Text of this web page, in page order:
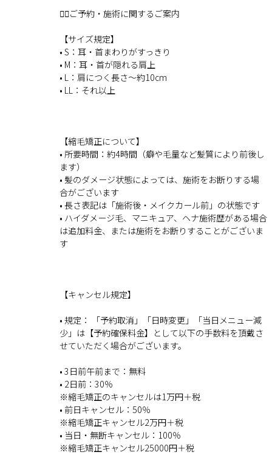
💇‍♀️ご予約・施術に関するご案内
【サイズ規定】
• S：耳・首まわりがすっきり
• M：耳・首が隠れる肩上
• L：肩につく長さ〜約10cm
• LL：それ以上
【縮毛矯正について】
• 所要時間：約4時間（癖や毛量など髪質により前後し
ます）
• 髪のダメージ状態によっては、施術をお断りする場
合がございます
• 長さ表記は「施術後・メイクカール前」の状態です
• ハイダメージ毛、マニキュア、ヘナ施術歴がある場合
は追加料金、または施術をお断りすることがございま
す
【キャンセル規定】
• 規定： 「予約取消」「日時変更」「当日メニュー減
少」は【予約確保料金】として以下の手数料を頂戴さ
せていただく場合がございます。
• 3日前午前まで：無料
• 2日前：30％
※縮毛矯正のキャンセルは1万円＋税
• 前日キャンセル：50％
※縮毛矯正キャンセル2万円＋税
• 当日・無断キャンセル：100％
※縮毛矯正キャンセル25000円＋税